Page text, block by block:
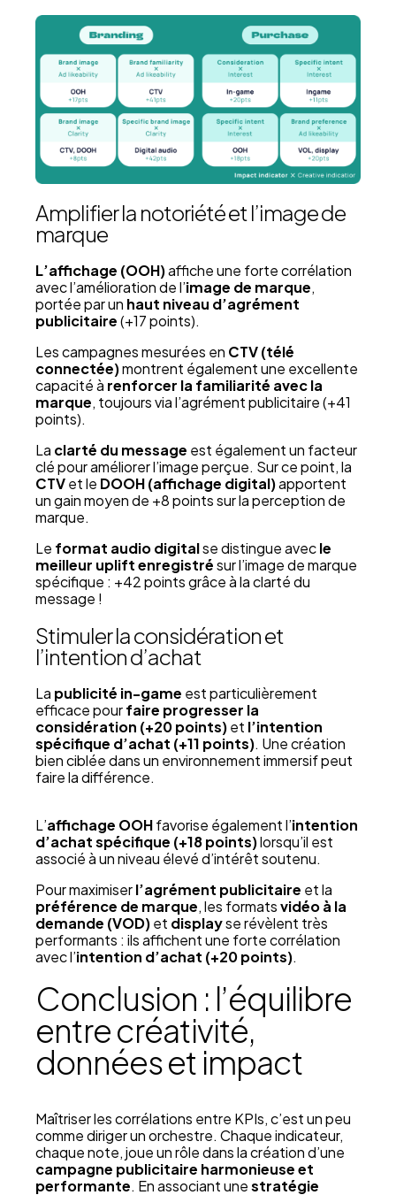
Amplifier la notoriété et l’image de
marque
L’affichage (OOH)affiche une forte corrélation
avec l’amélioration de l’image de marque,
portée par un haut niveau d’agrément
publicitaire(+17 points).
Les campagnes mesurées en CTV (télé
connectée)montrent également une excellente
capacité à renforcer la familiarité avec la
marque, toujours via l’agrément publicitaire (+41
points).
La clarté du message est également un facteur
clé pour améliorer l’image perçue. Sur ce point, la
CTVet le DOOH (affichage digital)apportent
un gain moyen de +8 points sur la perception de
marque.
Le format audio digitalse distingue avecle
meilleur uplift enregistrésur l’image de marque
spécifique : +42 points grâce à la clarté du
message !
Stimuler la considération et
l’intention d’achat
La publicité in-game est particulièrement
efficace pourfaire progresser la
considération (+20 points)et l’intention
spécifique d’achat (+11 points). Une création
bien ciblée dans un environnement immersif peut
faire la différence.
L’affichage OOHfavorise également l’intention
d’achat spécifique (+18 points)lorsqu’il est
associé à un niveau élevé d’intérêt soutenu.
Pour maximiserl’agrément publicitaire et la
préférence de marque, les formatsvidéo à la
demande (VOD)et displayse révèlent très
performants : ils affichent une forte corrélation
avec l’intention d’achat (+20 points).
Conclusion : l’équilibre
entre créativité,
données et impact
Maîtriser les corrélations entre KPIs, c’est un peu
comme diriger un orchestre. Chaque indicateur,
chaque note, joue un rôle dans la création d’une
campagne publicitaire harmonieuse et
performante. En associant unestratégie